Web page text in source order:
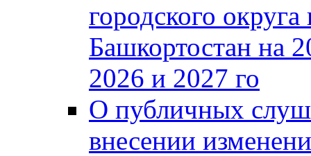
городского
Башкортостан на
2026 и 2027 го
О публичных
внесении